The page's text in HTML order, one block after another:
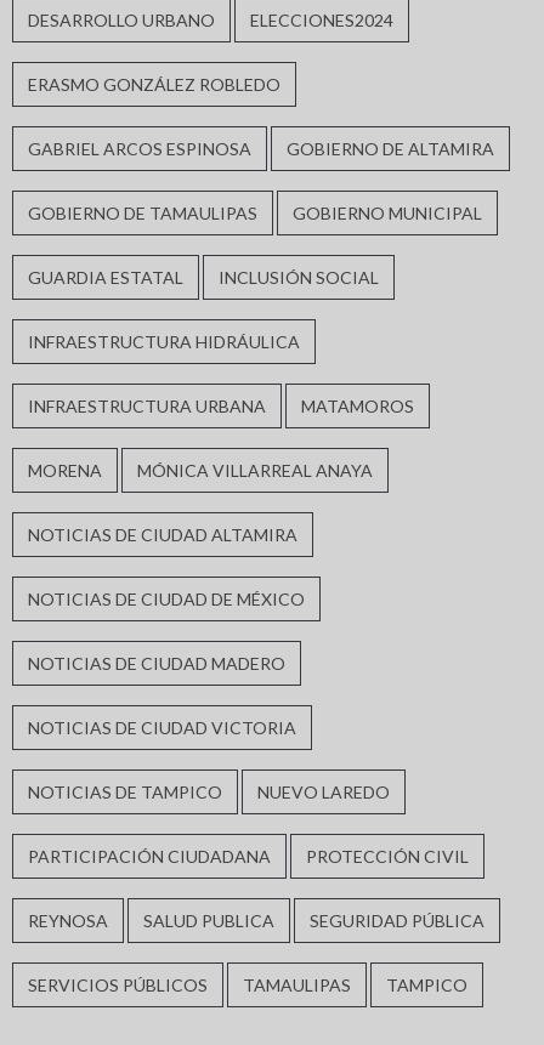
DESARROLLO URBANO ELECCIONES2024
ERASMO GONZÁLEZ ROBLEDO
GABRIEL ARCOS ESPINOSA GOBIERNO DE ALTAMIRA
GOBIERNO DE TAMAULIPAS GOBIERNO MUNICIPAL
GUARDIA ESTATAL INCLUSIÓN SOCIAL
INFRAESTRUCTURA HIDRÁULICA
INFRAESTRUCTURA URBANA MATAMOROS
MORENA MÓNICA VILLARREAL ANAYA
NOTICIAS DE CIUDAD ALTAMIRA
NOTICIAS DE CIUDAD DE MÉXICO
NOTICIAS DE CIUDAD MADERO
NOTICIAS DE CIUDAD VICTORIA
NOTICIAS DE TAMPICO NUEVO LAREDO
PARTICIPACIÓN CIUDADANA PROTECCIÓN CIVIL
REYNOSA SALUD PUBLICA SEGURIDAD PÚBLICA
SERVICIOS PÚBLICOS TAMAULIPAS TAMPICO